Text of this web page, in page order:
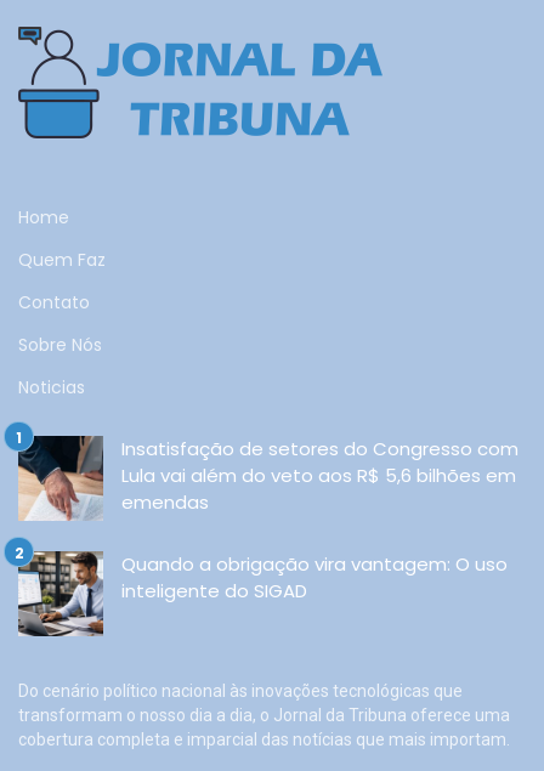
Home
Quem Faz
Contato
Sobre Nós
Noticias
Insatisfação de setores do Congresso com
Lula vai além do veto aos R$ 5,6 bilhões em
emendas
Quando a obrigação vira vantagem: O uso
inteligente do SIGAD
Do cenário político nacional às inovações tecnológicas que
transformam o nosso dia a dia, o Jornal da Tribuna oferece uma
cobertura completa e imparcial das notícias que mais importam.